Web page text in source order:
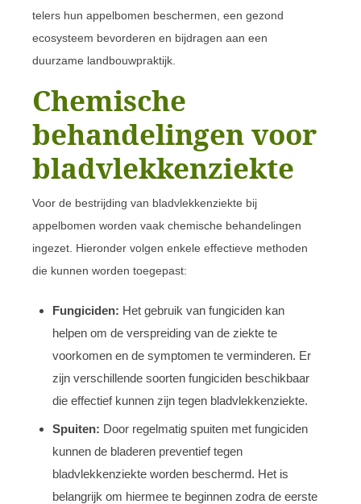
telers hun appelbomen beschermen, een gezond
ecosysteem bevorderen en bijdragen aan een
duurzame landbouwpraktijk.
Chemische
behandelingen voor
bladvlekkenziekte
Voor de bestrijding van bladvlekkenziekte bij
appelbomen worden vaak chemische behandelingen
ingezet. Hieronder volgen enkele effectieve methoden
die kunnen worden toegepast:
Fungiciden: Het gebruik van fungiciden kan
helpen om de verspreiding van de ziekte te
voorkomen en de symptomen te verminderen. Er
zijn verschillende soorten fungiciden beschikbaar
die effectief kunnen zijn tegen bladvlekkenziekte.
Spuiten: Door regelmatig spuiten met fungiciden
kunnen de bladeren preventief tegen
bladvlekkenziekte worden beschermd. Het is
belangrijk om hiermee te beginnen zodra de eerste